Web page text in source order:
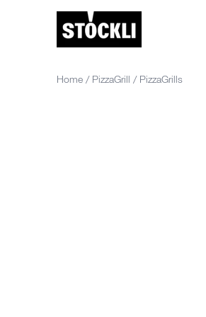
Home / PizzaGrill / PizzaGrills